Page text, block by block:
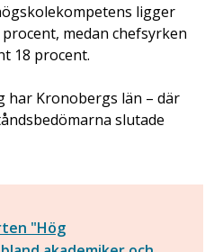
ligger
medan chefsyrken
18 procent.
har Kronobergs län – där
slutade
"Hög